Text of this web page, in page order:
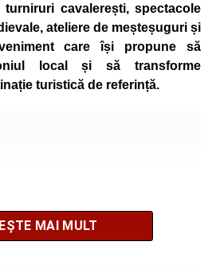
cavalerești, spectacole
ateliere de meșteșuguri și
care își propune să
local și să transforme
turistică de referință.
MAI MULT